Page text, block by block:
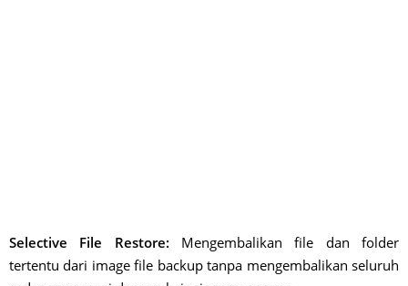
Selective File Restore: Mengembalikan file dan folder
tertentu dari image file backup tanpa mengembalikan seluruh